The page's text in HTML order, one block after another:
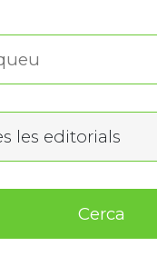
les editorials
Cerca